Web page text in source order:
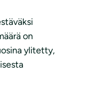
on
ylitetty,